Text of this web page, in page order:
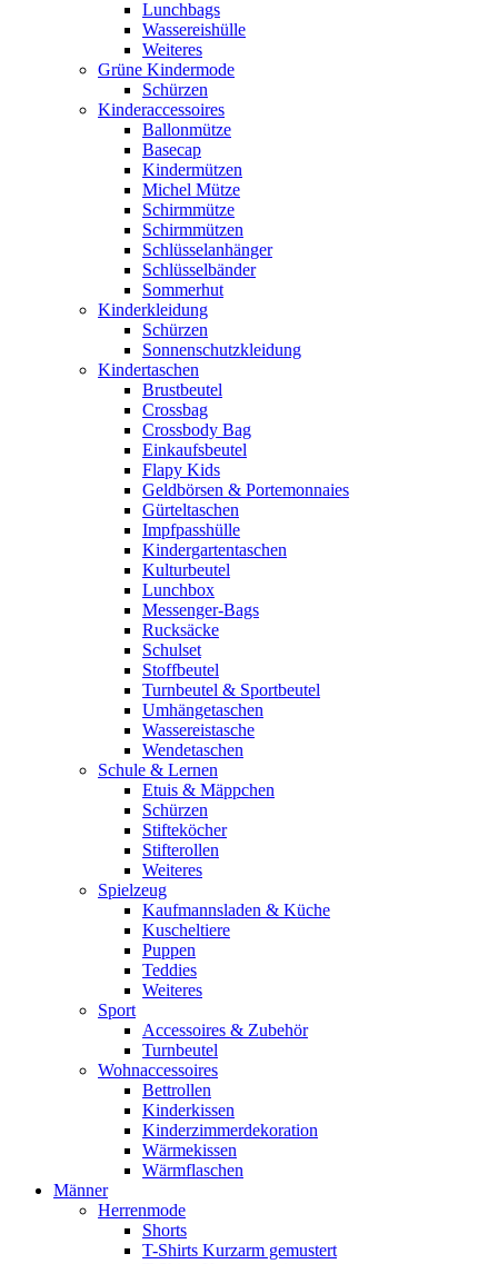
Lunchbags
Wassereishülle
Weiteres
Grüne Kindermode
Schürzen
Kinderaccessoires
Ballonmütze
Basecap
Kindermützen
Michel Mütze
Schirmmütze
Schirmmützen
Schlüsselanhänger
Schlüsselbänder
Sommerhut
Kinderkleidung
Schürzen
Sonnenschutzkleidung
Kindertaschen
Brustbeutel
Crossbag
Crossbody Bag
Einkaufsbeutel
Flapy Kids
Geldbörsen & Portemonnaies
Gürteltaschen
Impfpasshülle
Kindergartentaschen
Kulturbeutel
Lunchbox
Messenger-Bags
Rucksäcke
Schulset
Stoffbeutel
Turnbeutel & Sportbeutel
Umhängetaschen
Wassereistasche
Wendetaschen
Schule & Lernen
Etuis & Mäppchen
Schürzen
Stifteköcher
Stifterollen
Weiteres
Spielzeug
Kaufmannsladen & Küche
Kuscheltiere
Puppen
Teddies
Weiteres
Sport
Accessoires & Zubehör
Turnbeutel
Wohnaccessoires
Bettrollen
Kinderkissen
Kinderzimmerdekoration
Wärmekissen
Wärmflaschen
Männer
Herrenmode
Shorts
T-Shirts Kurzarm gemustert